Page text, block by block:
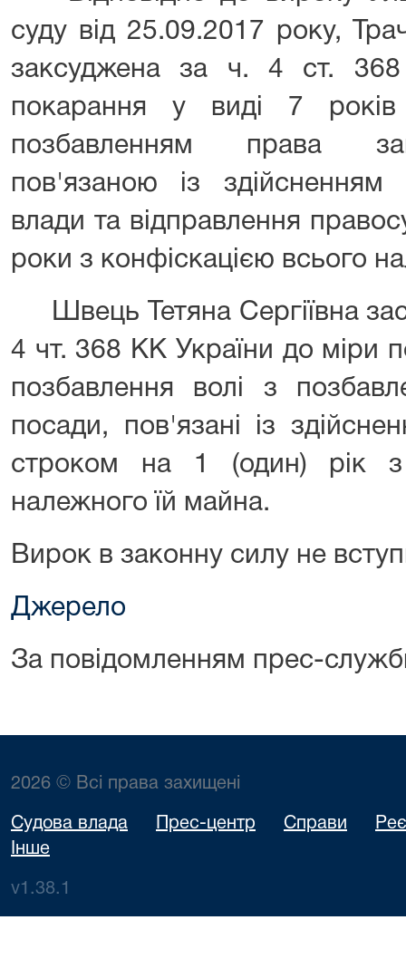
суду від 25.09.2017 року,
заксуджена за ч. 4 ст.
покарання у виді 7
позбавленням права
пов'язаною із здійсненням
влади та відправлення
роки з конфіскацією всього
Швець Тетяна Сергіївна
4 чт. 368 КК України до міри
позбавлення волі з
посади, пов'язані із
строком на 1 (один) рік з
належного їй майна.
Вирок в законну силу не
Джерело
За повідомленням прес-
2026 © Всі права захищені
Судова влада Прес-центр Справи
Інше
v1.38.1